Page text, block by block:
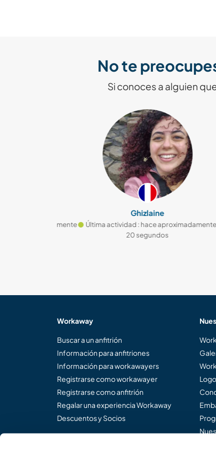
No te
Si conoces a alguien
Ghizlaine
Última actividad : hace aproximadamente
20 segundos
Workaway
Buscar a un anfitrión
Información para anfitriones
Información para workawayers
Registrarse como workawayer
Registrarse como anfitrión
Regalar una experiencia Workaway
Descuentos y Socios